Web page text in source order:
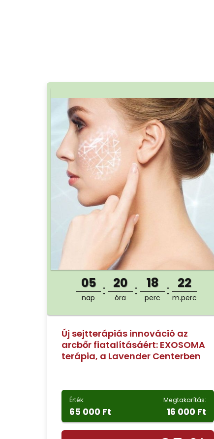
05
nap
20
óra
18
perc
21
m.perc
Új sejtterápiás innováció az
arcbőr fiatalításáért: EXOSOMA
terápia, a Lavender Centerben
Érték:
65 000 Ft
Megtakarítás:
16 000 Ft